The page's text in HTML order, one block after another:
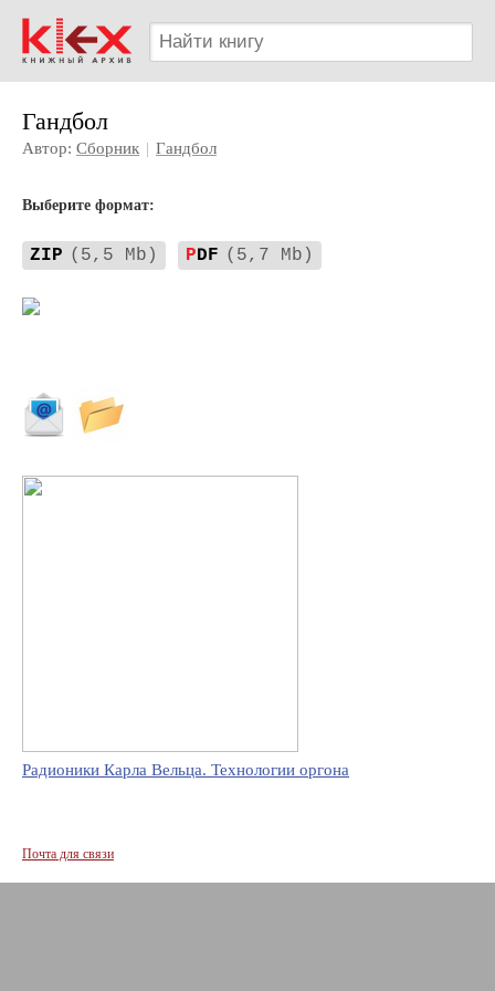
Гандбол
Автор: Сборник | Гандбол
Выберите формат:
ZIP (5,5 Mb) PDF (5,7 Mb)
Радионики Карла Вельца. Технологии оргона
Почта для связи